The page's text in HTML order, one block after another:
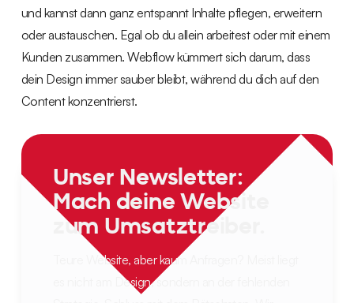
und kannst dann ganz entspannt Inhalte pflegen, erweitern
oder austauschen. Egal ob du allein arbeitest oder mit einem
Kunden zusammen. Webflow kümmert sich darum, dass
dein Design immer sauber bleibt, während du dich auf den
Content konzentrierst.
Unser Newsletter:
Mach deine Website
zum Umsatztreiber.
Teure Website, aber kaum Anfragen? Meist liegt
es nicht am Design, sondern an der fehlenden